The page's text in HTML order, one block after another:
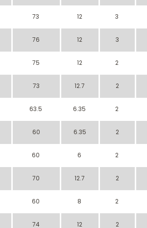
73 12 3
76 12 3
75 12 2
73 12.7 2
63.5 6.35 2
60 6.35 2
60 6 2
70 12.7 2
60 8 2
74 12 2